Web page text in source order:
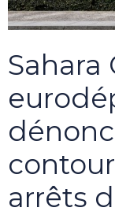
Sahara
arrêts